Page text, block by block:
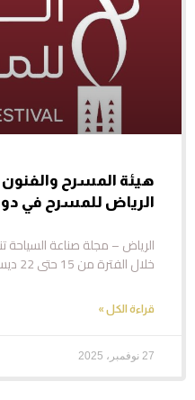
هيئة المسرح والفنون
الرياض للمسرح في
الرياض – مجلة صناعة السياحة
خلال الفترة من 15 حتى 22 ديسمبر المقبل في مركز
قراءة الكل »
27 نوفمبر، 2025